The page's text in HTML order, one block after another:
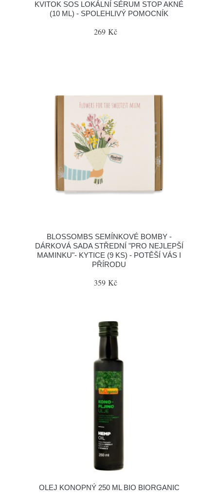
KVITOK SOS LOKÁLNÍ SÉRUM STOP AKNÉ
(10 ML) - SPOLEHLIVÝ POMOCNÍK
269 Kč
BLOSSOMBS SEMÍNKOVÉ BOMBY -
DÁRKOVÁ SADA STŘEDNÍ "PRO NEJLEPŠÍ
MAMINKU"- KYTICE (9 KS) - POTĚŠÍ VÁS I
PŘÍRODU
359 Kč
OLEJ KONOPNÝ 250 ML BIO BIORGANIC